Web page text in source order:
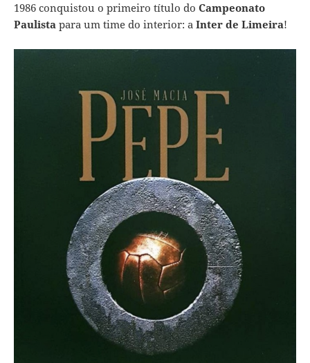
1986 conquistou o primeiro título do Campeonato
Paulista para um time do interior: a Inter de Limeira!